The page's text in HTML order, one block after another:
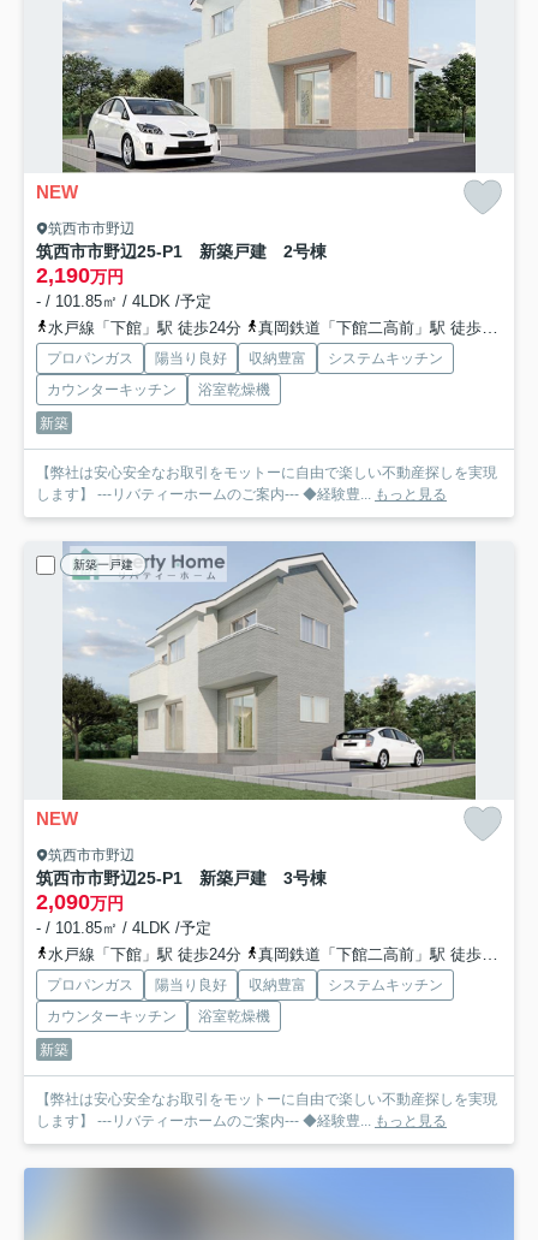
NEW
筑西市市野辺
筑西市市野辺25-P1 新築戸建 2号棟
2,190万円
- / 101.85㎡ / 4LDK /予定
水戸線「下館」駅 徒歩24分
真岡鉄道「下館二高前」駅 徒歩29分
プロパンガス 陽当り良好 収納豊富
システムキッチン
カウンターキッチン
浴室乾燥機
新築
【弊社は安心安全なお取引をモットーに自由で楽しい不動産探しを実現
します】 ---リバティーホームのご案内--- ◆経験豊... もっと見る
新築一戸建
NEW
筑西市市野辺
筑西市市野辺25-P1 新築戸建 3号棟
2,090万円
- / 101.85㎡ / 4LDK /予定
水戸線「下館」駅 徒歩24分
真岡鉄道「下館二高前」駅 徒歩29分
プロパンガス 陽当り良好 収納豊富
システムキッチン
カウンターキッチン
浴室乾燥機
新築
【弊社は安心安全なお取引をモットーに自由で楽しい不動産探しを実現
します】 ---リバティーホームのご案内--- ◆経験豊... もっと見る